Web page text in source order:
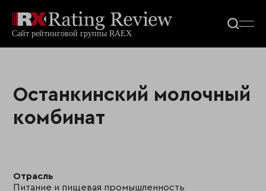
Останкинский молочный
комбинат
Отрасль
Питание и пищевая промышленность